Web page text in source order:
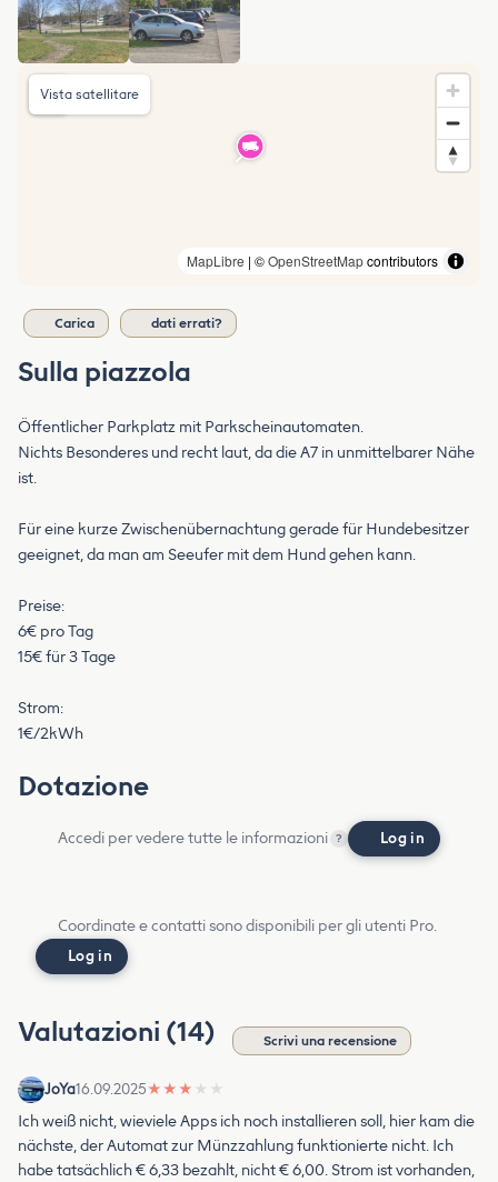
MapLibre | ©OpenStreetMapcontributors
Vista satellitare
Carica dati errati?
Sulla piazzola
Öffentlicher Parkplatz mit Parkscheinautomaten.
Nichts Besonderes und recht laut, da die A7 in unmittelbarer Nähe
ist.
Für eine kurze Zwischenübernachtung gerade für Hundebesitzer
geeignet, da man am Seeufer mit dem Hund gehen kann.
Preise:
6€ pro Tag
15€ für 3 Tage
Strom:
1€/2kWh
Dotazione
Accedi per vedere tutte le informazioni ? Log in
Coordinate e contatti sono disponibili per gli utenti Pro.
Log in
Valutazioni (14) Scrivi una recensione
JoYa16.09.2025★ ★ ★ ★ ★
Ich weiß nicht, wieviele Apps ich noch installieren soll, hier kam die
nächste, der Automat zur Münzzahlung funktionierte nicht. Ich
habe tatsächlich € 6,33 bezahlt, nicht € 6,00. Strom ist vorhanden,